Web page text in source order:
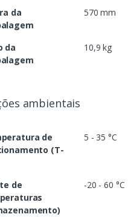
da
570 mm
da
10,9 kg
ambientais
de
(T-
5 - 35 °C
de
-20 - 60 °C